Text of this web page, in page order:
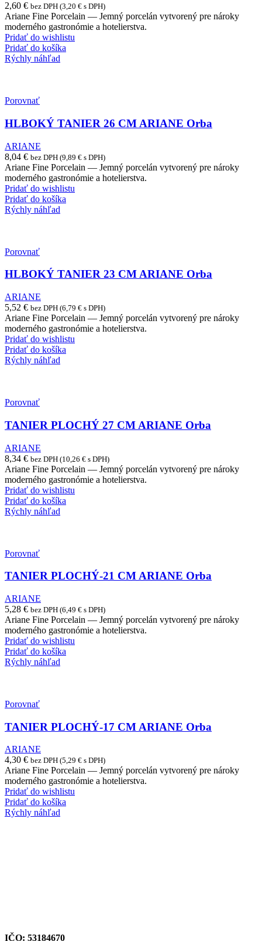
2,60 € bez DPH (3,20 € s DPH)
Ariane Fine Porcelain — Jemný porcelán vytvorený pre nároky
moderného gastronómie a hotelierstva.
Pridať do wishlistu
Pridať do košíka
Rýchly náhľad
Porovnať
HLBOKÝ TANIER 26 CM ARIANE Orba
ARIANE
8,04 € bez DPH (9,89 € s DPH)
Ariane Fine Porcelain — Jemný porcelán vytvorený pre nároky
moderného gastronómie a hotelierstva.
Pridať do wishlistu
Pridať do košíka
Rýchly náhľad
Porovnať
HLBOKÝ TANIER 23 CM ARIANE Orba
ARIANE
5,52 € bez DPH (6,79 € s DPH)
Ariane Fine Porcelain — Jemný porcelán vytvorený pre nároky
moderného gastronómie a hotelierstva.
Pridať do wishlistu
Pridať do košíka
Rýchly náhľad
Porovnať
TANIER PLOCHÝ 27 CM ARIANE Orba
ARIANE
8,34 € bez DPH (10,26 € s DPH)
Ariane Fine Porcelain — Jemný porcelán vytvorený pre nároky
moderného gastronómie a hotelierstva.
Pridať do wishlistu
Pridať do košíka
Rýchly náhľad
Porovnať
TANIER PLOCHÝ-21 CM ARIANE Orba
ARIANE
5,28 € bez DPH (6,49 € s DPH)
Ariane Fine Porcelain — Jemný porcelán vytvorený pre nároky
moderného gastronómie a hotelierstva.
Pridať do wishlistu
Pridať do košíka
Rýchly náhľad
Porovnať
TANIER PLOCHÝ-17 CM ARIANE Orba
ARIANE
4,30 € bez DPH (5,29 € s DPH)
Ariane Fine Porcelain — Jemný porcelán vytvorený pre nároky
moderného gastronómie a hotelierstva.
Pridať do wishlistu
Pridať do košíka
Rýchly náhľad
IČO: 53184670